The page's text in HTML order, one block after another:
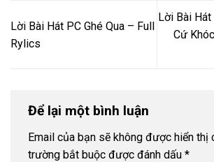
Lời Bài Hát PC Ghé Qua – Full
Rylics
Lời Bài
Cứ
Để lại một bình luận
Email của bạn sẽ không được hiển thị
trường bắt buộc được đánh dấu *